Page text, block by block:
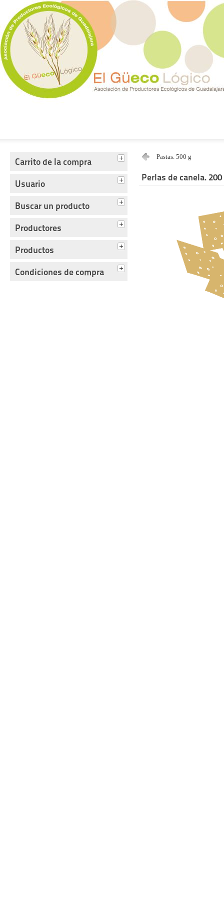
Carrito de la compra
Usuario
Buscar un producto
Productores
Productos
Condiciones de compra
Pastas. 500 g
Perlas de canela. 200